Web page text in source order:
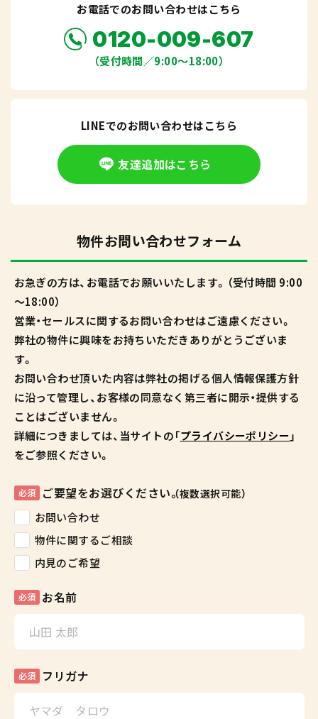
お電話でのお問い合わせはこちら
0120-009-607
（受付時間／9:00〜18:00）
LINEでのお問い合わせはこちら
友達追加はこちら
物件お問い合わせフォーム
お急ぎの方は、お電話でお願いいたします。（受付時間 9:00
～18:00）
営業・セールスに関するお問い合わせはご遠慮ください。
弊社の物件に興味をお持ちいただきありがとうございま
す。
お問い合わせ頂いた内容は弊社の掲げる個人情報保護方針
に沿って管理し、お客様の同意なく第三者に開示・提供する
ことはございません。
詳細につきましては、当サイトの「プライバシーポリシー」
をご参照ください。
必須 ご要望をお選びください。（複数選択可能）
お問い合わせ
物件に関するご相談
内見のご希望
必須 お名前
必須 フリガナ